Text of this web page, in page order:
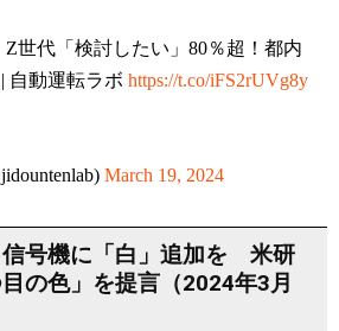
世代「検討したい」80％超！都内
自動運転ラボ https://t.co/iFS2rUVg8y
March 19, 2024
信号機に「白」追加を 米研
の色」を提言（2024年3月